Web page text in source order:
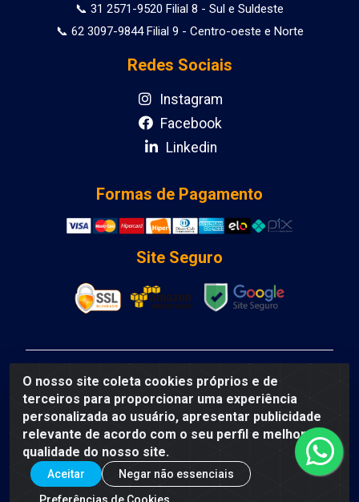
O nosso site coleta cookies próprios e de
terceiros para proporcionar uma experiência
personalizada ao usuário, apresentar publicidade
relevante de acordo com o seu perfil e melhorar a
qualidade do nosso site.
Aceitar
Negar não essenciais
Preferências de Cookies
📞 31 2571-9520 Filial 8 - Sul e Suldeste
📞 62 3097-9844 Filial 9 - Centro-oeste e Norte
Redes Sociais
Instagram
Facebook
Linkedin
Formas de Pagamento
Site Seguro
DCA DISTRIBUIDORA DE COSMETICOS LTDA - AV
DEPUTADO LUIS EDUARDO MAGALHAES, Humildes,
Feira de Santana/BA - CEP 44135-000 - CNPJ:
31.912.909/0001-40